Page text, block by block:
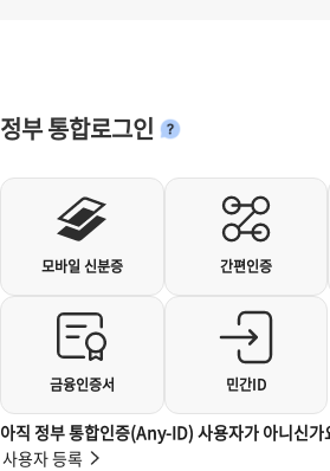
정부 통합로그인안내
아직 정부 통합인증(Any-ID) 사용자가 아니신가
사용자 등록
개인사용자 로그인
모바일 신분증 간편인증
금융인증서 민간ID